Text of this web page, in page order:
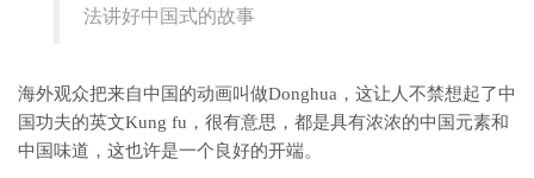
法讲好中国式的故事
海外观众把来自中国的动画叫做Donghua，这让人不禁想起了中
国功夫的英文Kung fu，很有意思，都是具有浓浓的中国元素和
中国味道，这也许是一个良好的开端。